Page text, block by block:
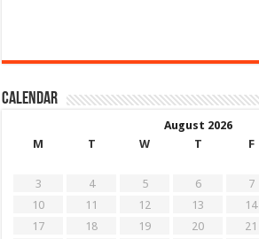
Calendar
August 2026
M
T W T F
3
4 5 6 7
10
11 12 13 14
17
18 19 20 21